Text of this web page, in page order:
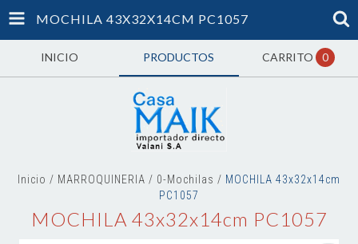
MOCHILA 43X32X14CM PC1057
INICIO PRODUCTOS CARRITO 0
Inicio / MARROQUINERIA / 0-Mochilas / MOCHILA 43x32x14cm
PC1057
MOCHILA 43x32x14cm PC1057